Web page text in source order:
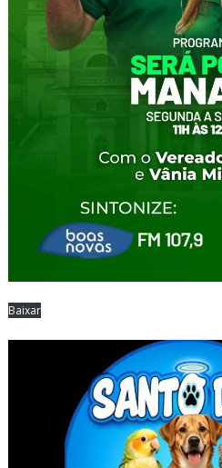
Baixar